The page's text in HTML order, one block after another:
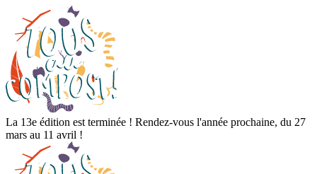
La 13e édition est terminée ! Rendez-vous l'année prochaine, du 27
mars au 11 avril !